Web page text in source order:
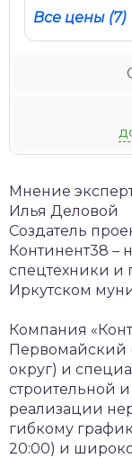
Все цены (7)
Мнение
Илья Деловой
Создатель
Континент38 –
спецтехники и
Иркутском
Компания
Первомайский
округ) и
строительной
реализации
гибкому
20:00) и